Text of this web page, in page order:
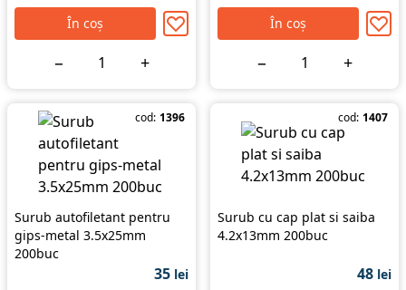
În coș
− +
În coș
− +
cod: 1396
Surub autofiletant pentru
gips-metal 3.5x25mm
200buc
35 lei
cod: 1407
Surub cu cap plat si saiba
4.2x13mm 200buc
48 lei